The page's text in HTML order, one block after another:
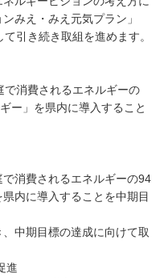
みえ・みえ元気プラン」
引き続き取組を進めます。
消費されるエネルギーの
ー」を県内に導入すること
消費されるエネルギーの94
内に導入することを中期目
中期目標の達成に向けて取
進